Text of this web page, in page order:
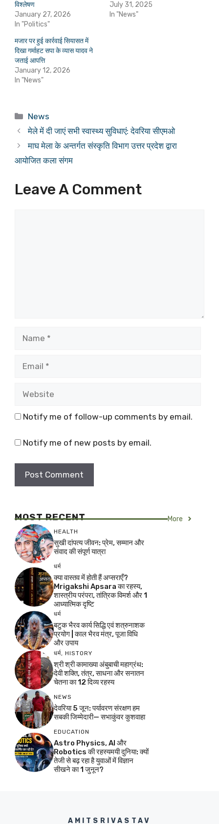
विश्लेषण
January 27, 2026
In "Politics"
July 31, 2025
In "News"
मजार पर हुई कार्रवाई सियासत में
दिखा गर्माहट सपा के व्यास यादव ने
जताई आपत्ति
January 12, 2026
In "News"
Categories
News
मेले में दी जाएं सभी स्वास्थ्य सुविधाएं: देवरिया सीएमओ
माघ मेला के अन्तर्गत संस्कृति विभाग उत्तर प्रदेश द्वारा
आयोजित कला संगम
Leave A Comment
Notify me of follow-up comments by email.
Notify me of new posts by email.
MOST RECENT More
HEALTH
सुखी दांपत्य जीवन: प्रेम, सम्मान और
संवाद की संपूर्ण यात्रा
धर्म
क्या वास्तव में होती हैं अप्सराएँ?
Mrigakshi Apsara का रहस्य,
शास्त्रीय परंपरा, तांत्रिक विमर्श और 1
आध्यात्मिक दृष्टि
धर्म
बटुक भैरव कार्य सिद्धि एवं शत्रुनाशक
प्रयोग | काल भैरव मंत्र, पूजा विधि
और उपाय
धर्म, HISTORY
श्री श्री कामाख्या अंबुबाची महाग्रंथ:
देवी शक्ति, तंत्र, साधना और सनातन
चेतना का 12 दिव्य रहस्य
NEWS
देवरिया 5 जून: पर्यावरण संरक्षण हम
सबकी जिम्मेदारी— सभाकुंवर कुशवाहा
EDUCATION
Astro Physics, AI और
Robotics की रहस्यमयी दुनिया: क्यों
तेजी से बढ़ रहा है युवाओं में विज्ञान
सीखने का 1 जुनून?
AMITSRIVASTAV